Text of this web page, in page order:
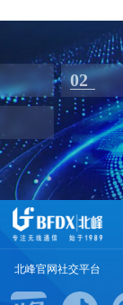
02
北峰官网社交平台